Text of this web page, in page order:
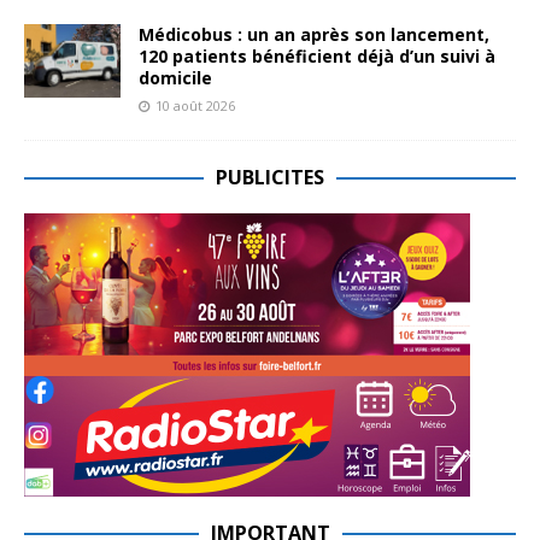
Médicobus : un an après son lancement,
120 patients bénéficient déjà d’un suivi à
domicile
10 août 2026
PUBLICITES
IMPORTANT